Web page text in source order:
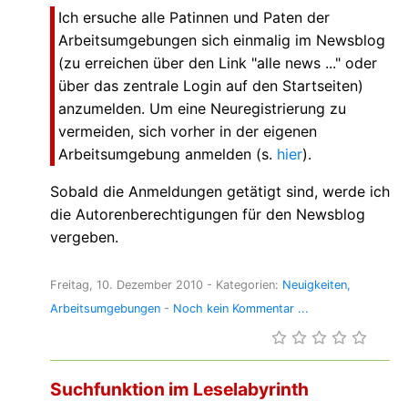
Ich ersuche alle Patinnen und Paten der
Arbeitsumgebungen sich einmalig im Newsblog
(zu erreichen über den Link "alle news ..." oder
über das zentrale Login auf den Startseiten)
anzumelden. Um eine Neuregistrierung zu
vermeiden, sich vorher in der eigenen
Arbeitsumgebung anmelden (s. hier).
Sobald die Anmeldungen getätigt sind, werde ich
die Autorenberechtigungen für den Newsblog
vergeben.
Freitag, 10. Dezember 2010 - Kategorien: Neuigkeiten
Arbeitsumgebungen - Noch kein Kommentar ...
Suchfunktion im Leselabyrinth